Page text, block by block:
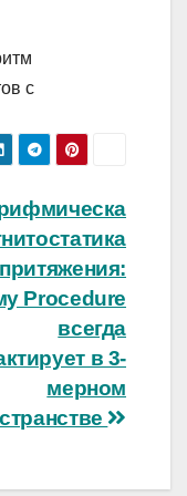
с
притяжения:
Procedure
всегда
в 3-
мерном